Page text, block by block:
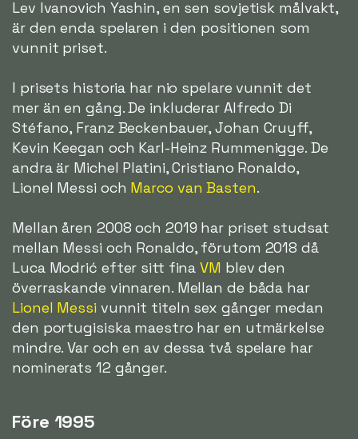
Lev Ivanovich Yashin, en sen sovjetisk målvakt,
är den enda spelaren i den positionen som
vunnit priset.
I prisets historia har nio spelare vunnit det
mer än en gång. De inkluderar Alfredo Di
Stéfano, Franz Beckenbauer, Johan Cruyff,
Kevin Keegan och Karl-Heinz Rummenigge. De
andra är Michel Platini, Cristiano Ronaldo,
Lionel Messi och Marco van Basten.
Mellan åren 2008 och 2019 har priset studsat
mellan Messi och Ronaldo, förutom 2018 då
Luca Modrić efter sitt finaVM blev den
överraskande vinnaren. Mellan de båda har
Lionel Messi vunnit titeln sex gånger medan
den portugisiska maestro har en utmärkelse
mindre. Var och en av dessa två spelare har
nominerats 12 gånger.
Före 1995